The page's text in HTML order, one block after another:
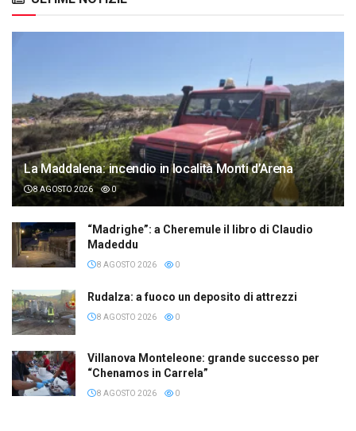
La Maddalena: incendio in località Monti d’Arena
8 AGOSTO 2026 0
“Madrighe”: a Cheremule il libro di Claudio
Madeddu
8 AGOSTO 2026 0
Rudalza: a fuoco un deposito di attrezzi
8 AGOSTO 2026 0
Villanova Monteleone: grande successo per
“Chenamos in Carrela”
8 AGOSTO 2026 0